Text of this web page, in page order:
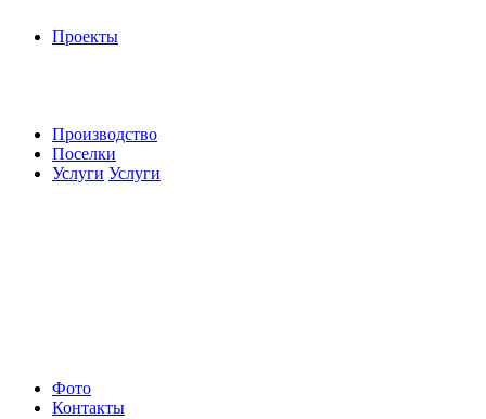
Проекты
Производство
Поселки
Услуги Услуги
Фото
Контакты